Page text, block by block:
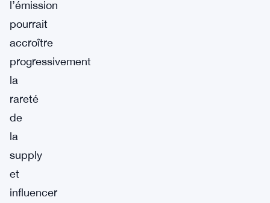
l’émission
pourrait
accroître
progressivement
la
rareté
de
la
supply
et
influencer